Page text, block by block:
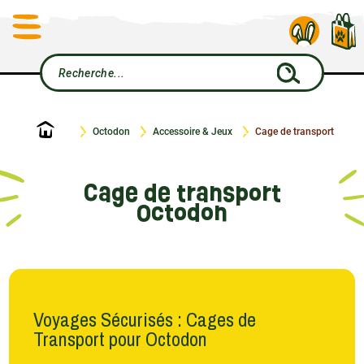
Accueil Octodon Accessoire & Jeux Cage de transport
Cage de transport
Octodon
Voyages Sécurisés : Cages de
Transport pour Octodon